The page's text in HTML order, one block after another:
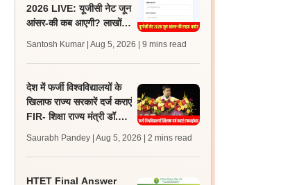
2026 LIVE: यूजीसी नेट जून
आंसर-की कब आएगी? लाखों
Santosh Kumar | Aug 5, 2026 | 9 mins read
देश में फर्जी विश्वविद्यालयों के
खिलाफ राज्य सरकारें दर्ज कराएं
FIR- शिक्षा राज्य मंत्री डॉ.
Saurabh Pandey | Aug 5, 2026 | 2 mins read
HTET Final Answer